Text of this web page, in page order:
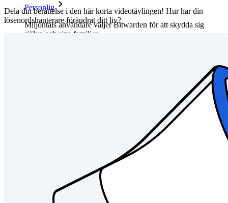
Personlig
Miljontals användare väljer Bitwarden för att skydda sig
själva och sina familjer
Otaliga företag och företag väljer Bitwarden för att säkra sina
End-to-end krypterad hemlighetshantering för utveckling,
DevOps och IT-team.
Dela din berättelse i den här korta videotävlingen! Hur har din
lösenordshanterare förändrat ditt liv?